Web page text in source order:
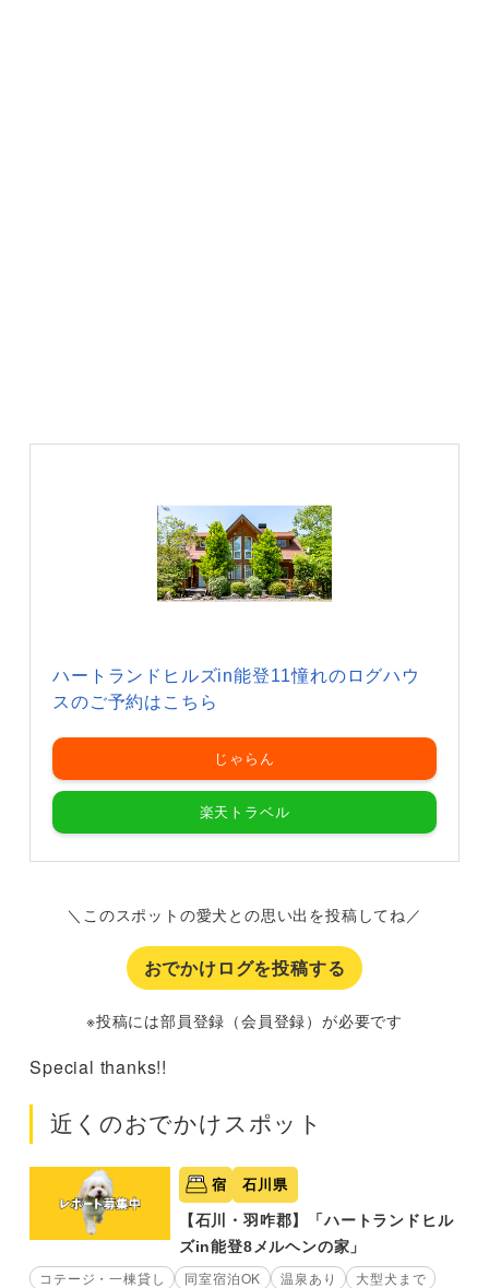
ハートランドヒルズin能登11憧れのログハウ
スのご予約はこちら
じゃらん
楽天トラベル
＼このスポットの愛犬との思い出を投稿してね／
おでかけログを投稿する
※投稿には部員登録（会員登録）が必要です
Special thanks!!
近くのおでかけスポット
宿 石川県
【石川・羽咋郡】「ハートランドヒル
ズin能登8メルヘンの家」
コテージ・一棟貸し 同室宿泊OK 温泉あり 大型犬まで